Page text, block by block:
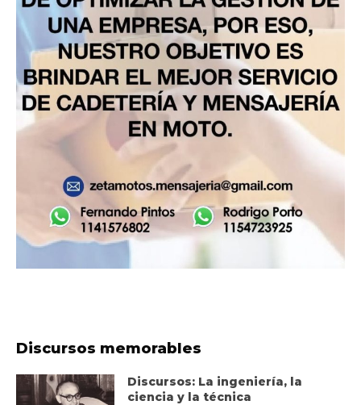
Discursos memorables
Discursos: La ingeniería, la
ciencia y la técnica